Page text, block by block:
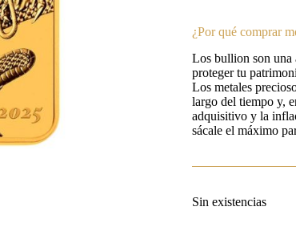
¿Por qué comprar
Los bullion son una
proteger tu
Los metales
largo del tiempo y,
adquisitivo y la
sácale el máximo
Sin existencias